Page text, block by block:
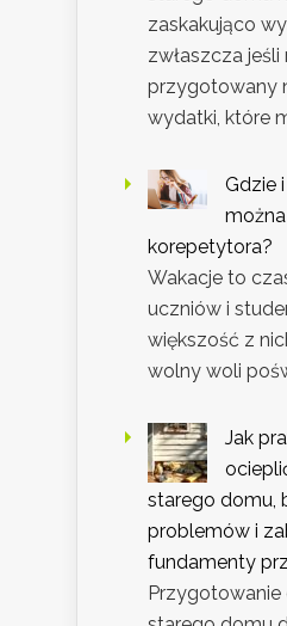
zaskakująco
zwłaszcza jeśli
przygotowany
wydatki, które
Gdzie
korepetytora?
Wakacje to
uczniów i
większość z
wolny woli
Jak
starego domu,
problemów i
fundamenty
Przygotowanie